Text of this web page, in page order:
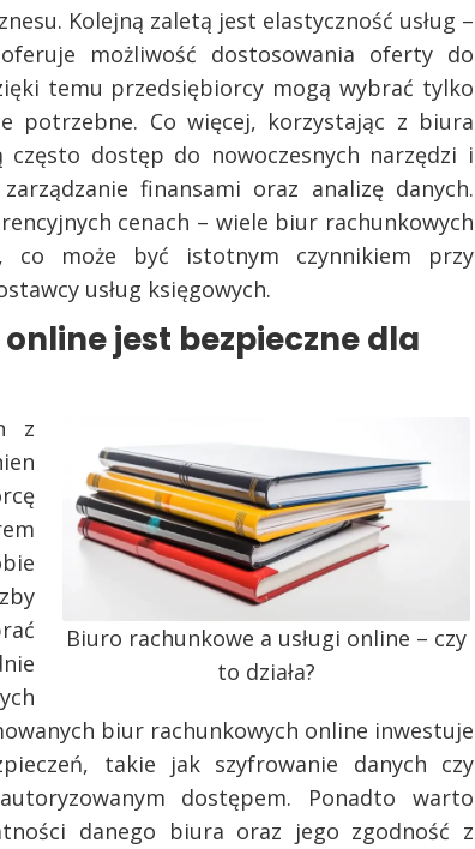
Kolejną zaletą jest elastyczność usług –
możliwość dostosowania oferty do
temu przedsiębiorcy mogą wybrać tylko
potrzebne. Co więcej, korzystając z biura
dostęp do nowoczesnych narzędzi i
finansami oraz analizę danych.
cenach – wiele biur rachunkowych
co może być istotnym czynnikiem przy
usług księgowych.
jest bezpieczne dla
Biuro rachunkowe a usługi online – czy
to działa?
z
biur rachunkowych online inwestuje
takie jak szyfrowanie danych czy
dostępem. Ponadto warto
danego biura oraz jego zgodność z